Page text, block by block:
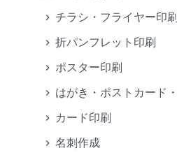
チラシ・フライヤー印刷
折パンフレット印刷
ポスター印刷
はがき・ポストカード
カード印刷
名刺作成